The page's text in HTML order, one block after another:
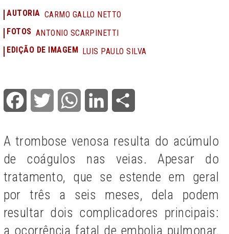
AUTORIA CARMO GALLO NETTO
FOTOS ANTONIO SCARPINETTI
EDIÇÃO DE IMAGEM LUIS PAULO SILVA
Facebook Twitter WhatsApp LinkedIn
A trombose venosa resulta do acúmulo
de coágulos nas veias. Apesar do
tratamento, que se estende em geral
por três a seis meses, dela podem
resultar dois complicadores principais:
a ocorrência fatal de embolia pulmonar,